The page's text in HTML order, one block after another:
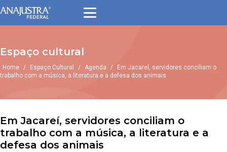
Espaço cultural
Home / Espaço Cultural / Agenda /
Em Jacareí, servidores conciliam o
trabalho com a música, a literatura e a defesa dos animais
Em Jacareí, servidores conciliam o
trabalho com a música, a literatura e a
defesa dos animais